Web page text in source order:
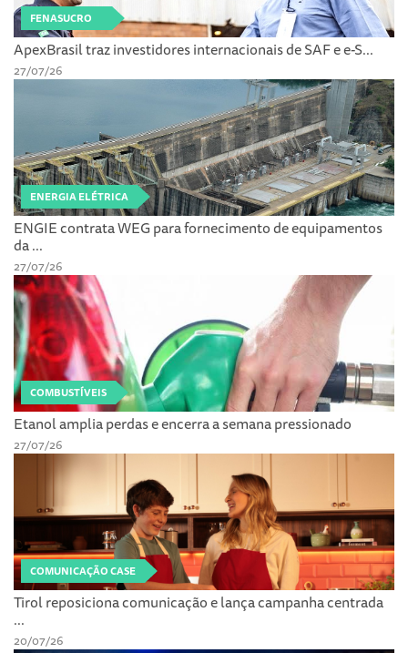
FENASUCRO
ApexBrasil traz investidores internacionais de SAF e e-S...
27/07/26
ENERGIA ELÉTRICA
ENGIE contrata WEG para fornecimento de equipamentos
da ...
27/07/26
COMBUSTÍVEIS
Etanol amplia perdas e encerra a semana pressionado
27/07/26
COMUNICAÇÃO CASE
Tirol reposiciona comunicação e lança campanha centrada
...
20/07/26